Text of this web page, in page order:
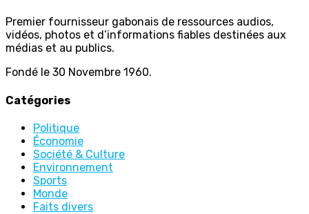
Premier fournisseur gabonais de ressources audios,
vidéos, photos et d’informations fiables destinées aux
médias et au publics.
Fondé le 30 Novembre 1960.
Catégories
Politique
Économie
Société & Culture
Environnement
Sports
Monde
Faits divers